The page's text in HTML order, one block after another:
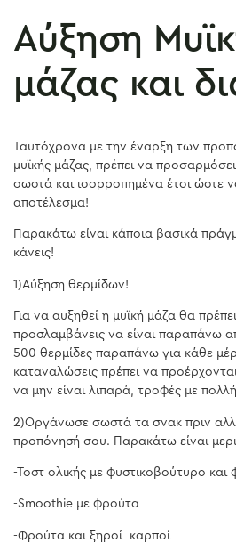
Αύξηση
μάζας και
Ταυτόχρονα με την έναρξη των
μυϊκής μάζας, πρέπει να
σωστά και ισορροπημένα έτσι ώστε
αποτέλεσμα!
Παρακάτω είναι κάποια βασικά
κάνεις!
1)Αύξηση θερμίδων!
Για να αυξηθεί η μυϊκή μάζα θα
προσλαμβάνεις να είναι παραπάνω
500 θερμίδες παραπάνω για κάθε
καταναλώσεις πρέπει να
να μην είναι λιπαρά, τροφές με
2)Οργάνωσε σωστά τα σνακ πριν
προπόνησή σου. Παρακάτω είναι
-Toστ ολικής με φυστικοβούτυρο και
-Smoothie με φρούτα
-Φρούτα και ξηροί καρποί